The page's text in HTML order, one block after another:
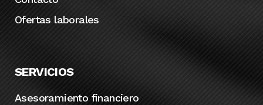
Ofertas laborales
SERVICIOS
Asesoramiento financiero